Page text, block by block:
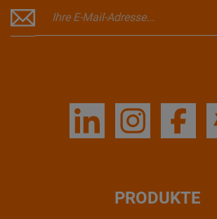
PRODUKTE